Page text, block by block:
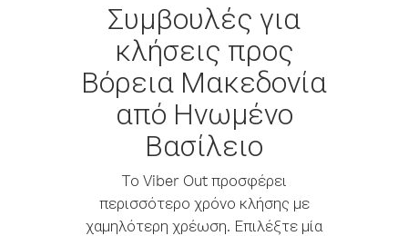
Συμβουλές για
κλήσεις προς
Βόρεια Μακεδονία
από Ηνωμένο
Βασίλειο
Το Viber Out προσφέρει
περισσότερο χρόνο κλήσης με
χαμηλότερη χρέωση. Επιλέξτε μία